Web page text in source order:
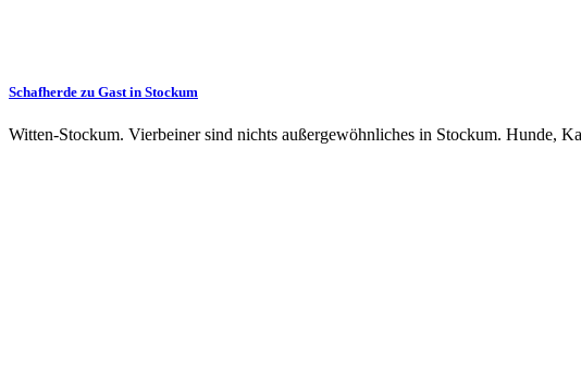
Schafherde zu Gast in Stockum
Witten-Stockum. Vierbeiner sind nichts außergewöhnliches in Stockum. Hunde,